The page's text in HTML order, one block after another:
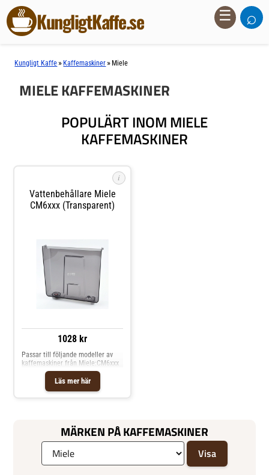
KungligtKaffe.se ☰ ⌕
Kungligt Kaffe » Kaffemaskiner » Miele
MIELE KAFFEMASKINER
POPULÄRT INOM MIELE
KAFFEMASKINER
i
Vattenbehållare Miele
CM6xxx (transparent)
1028 kr
Läs mer här
Passar till följande modeller av
kaffemaskiner från Miele:CM6xxx
MÄRKEN PÅ KAFFEMASKINER